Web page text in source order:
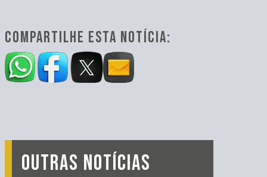
COMPARTILHE ESTA NOTÍCIA:
OUTRAS NOTÍCIAS